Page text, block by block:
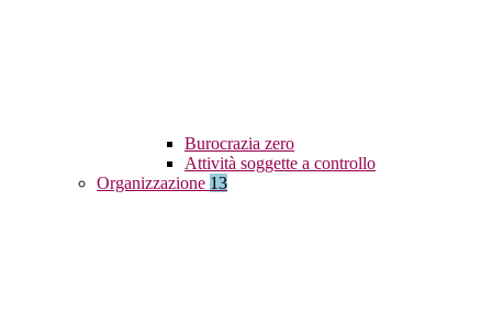
Burocrazia zero
Attività soggette a controllo
Organizzazione 13